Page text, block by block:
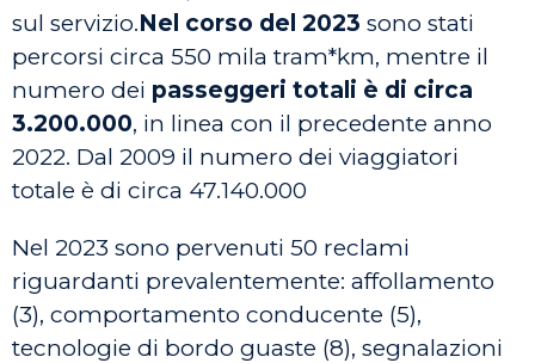
sul servizio.Nel corso del 2023 sono stati
percorsi circa 550 mila tram*km, mentre il
numero dei passeggeri totali è di circa
3.200.000, in linea con il precedente anno
2022. Dal 2009 il numero dei viaggiatori
totale è di circa 47.140.000
Nel 2023 sono pervenuti 50 reclami
riguardanti prevalentemente: affollamento
(3), comportamento conducente (5),
tecnologie di bordo guaste (8), segnalazioni